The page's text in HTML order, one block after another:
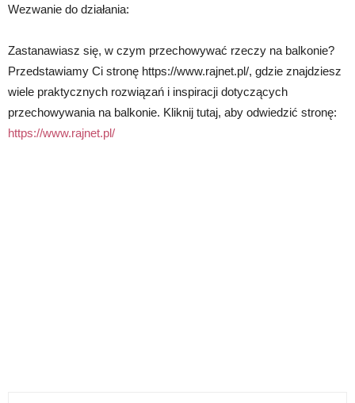
Wezwanie do działania:
Zastanawiasz się, w czym przechowywać rzeczy na balkonie?
Przedstawiamy Ci stronę https://www.rajnet.pl/, gdzie znajdziesz
wiele praktycznych rozwiązań i inspiracji dotyczących
przechowywania na balkonie. Kliknij tutaj, aby odwiedzić stronę:
https://www.rajnet.pl/